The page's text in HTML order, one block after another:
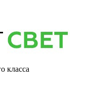
класса